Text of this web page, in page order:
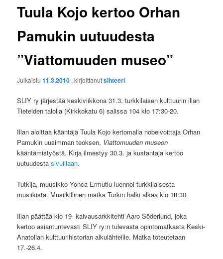
Tuula Kojo kertoo Orhan
Pamukin uutuudesta
”Viattomuuden museo”
Julkaistu11.3.2010 , kirjoittanutsihteeri
SLIY ry järjestää keskiviikkona 31.3. turkkilaisen kulttuurin illan
Tieteiden talolla (Kirkkokatu 6) salissa 104 klo 17:30-20.
Illan aloittaa kääntäjä Tuula Kojo kertomalla nobelvoittaja Orhan
Pamukin uusimman teoksen, Viattomuuden museon
kääntämistyöstä. Kirja ilmestyy 30.3. ja kustantaja kertoo
uutuudestasivuillaan.
Tutkija, muusikko Yonca Ermutlu luennoi turkkilaisesta
musiikista. Musiikillinen matka Turkin halki alkaa klo 18:30.
Illan päättää klo 19- kaivausarkkitehti Aaro Söderlund, joka
kertoo asiantuntevasti SLIY ry:n tulevasta opintomatkasta Keski-
Anatolian kulttuurihistorian alkulähteille. Matka toteutetaan
17.-26.4.